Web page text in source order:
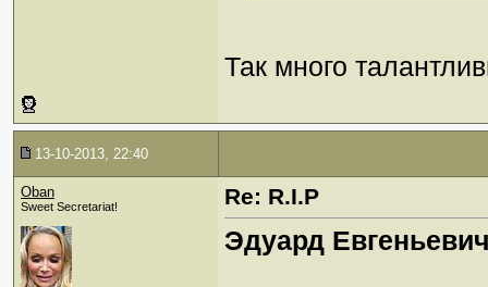
Так много
13-10-2013, 22:40
Oban
Sweet Secretariat! Re: R.I.P
Эдуард